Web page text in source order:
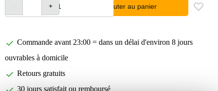
Ajouter au panier
Commande avant 23:00 = dans un délai d'environ 8 jours
ouvrables à domicile
Retours gratuits
30 jours satisfait ou remboursé